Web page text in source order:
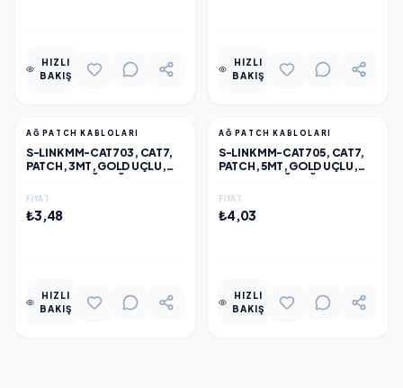
HIZLI
BAKIŞ
HIZLI
BAKIŞ
AĞ PATCH KABLOLARI
S-LINK MM-CAT703, CAT7,
PATCH, 3MT, GOLD UÇLU,
KABLOSU (SIYAH)
FIYAT
₺3,48
HIZLI
BAKIŞ
AĞ PATCH KABLOLARI
S-LINK MM-CAT705, CAT7,
PATCH, 5MT, GOLD UÇLU,
KABLOSU (SIYAH)
FIYAT
₺4,03
HIZLI
BAKIŞ